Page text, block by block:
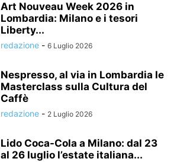
Art Nouveau Week 2026 in
Lombardia: Milano e i tesori
Liberty...
redazione - 6 Luglio 2026
Nespresso, al via in Lombardia le
Masterclass sulla Cultura del
Caffè
redazione - 2 Luglio 2026
Lido Coca-Cola a Milano: dal 23
al 26 luglio l’estate italiana...